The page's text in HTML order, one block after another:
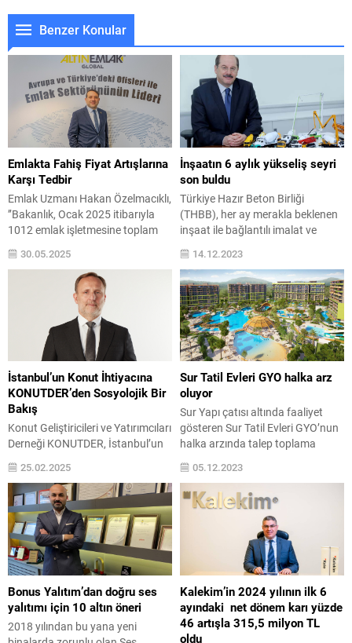
Benzer Konular
Emlakta Fahiş Fiyat Artışlarına
Karşı Tedbir
Emlak Uzmanı Hakan Özelmacıklı,
’’Bakanlık, Ocak 2025 itibarıyla
1012 emlak işletmesine toplam
101 milyon TL fahiş fiyat cezası
kesti. Ancak burada atlanan bir
nokta vardı. Emlak işletmeleri
yetkilendirme sözleşmesi
kapsamında mal sahibi
tarafından verilen fiyat
çerçevesinde pazarlama
faaliyetlerini gerçekleştiriyor.
Dolayısıyla konunun asıl
muhatabı mal sahipleriydi. Şimdi
mal sahipleri de idari...
30.05.2025
İnşaatın 6 aylık yükseliş seyri
son buldu
Türkiye Hazır Beton Birliği
(THBB), her ay merakla beklenen
inşaat ile bağlantılı imalat ve
hizmet sektörlerindeki mevcut
durum ile beklenen gelişmeleri
gösteren “Hazır Beton Endeksi”
2023 Kasım Ayı Raporu’nu
açıkladı. Faaliyet Endeksi 6 aydır
pozitif tarafta iken kasım ayında
daralarak negatif tarafa
geçmiştir. Hem Beklenti hem de
Güven Endeksi kasım ayında...
14.12.2023
İstanbul’un Konut İhtiyacına
KONUTDER’den Sosyolojik Bir
Bakış
Konut Geliştiricileri ve Yatırımcıları
Derneği KONUTDER, İstanbul’un
konut ihtiyacını bu kez
istatistiklerin ötesine geçerek,
sosyolojik boyutlarıyla ele alan bir
araştırmayla ortaya koydu.
“Konut Talebini Belirleyen Mikro
Faktörler – İstanbul Örneği” isimli
araştırma, bugün yapılan basın
toplantısı ile kamuoyu ile
paylaşıldı. Basın
toplantısına KONUTDER Yönetim
Kurulu Başkanı Ramadan
Kumova’nın yanı sıra
25.02.2025
Sur Tatil Evleri GYO halka arz
oluyor
Sur Yapı çatısı altında faaliyet
gösteren Sur Tatil Evleri GYO’nun
halka arzında talep toplama
tarihleri belli oldu. Ziraat Yatırım
Menkul Değerler A.Ş. liderliğinde
ve İntegral Yatırım Menkul
Değerler A.Ş. eş liderliğinde
gerçekleştirilecek halka arzda, 7 –
8 Aralık tarihlerinde 49,18 TL
sabit fiyatla talep toplanacak. Sur
Yapı Yönetim Kurulu Başkanı Z....
05.12.2023
Bonus Yalıtım’dan doğru ses
yalıtımı için 10 altın öneri
2018 yılından bu yana yeni
Kalekim’in 2024 yılının ilk 6
ayındaki net dönem karı yüzde
46 artışla 315,5 milyon TL
oldu